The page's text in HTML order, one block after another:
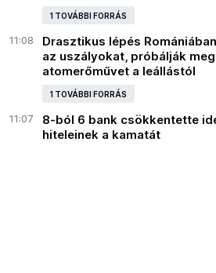
1 TOVÁBBI FORRÁS
11:08
Drasztikus lépés
az uszályokat, próbálják
atomerőművet a leállástól
1 TOVÁBBI FORRÁS
11:07
8-ból 6 bank csökkentette
hiteleinek a kamatát